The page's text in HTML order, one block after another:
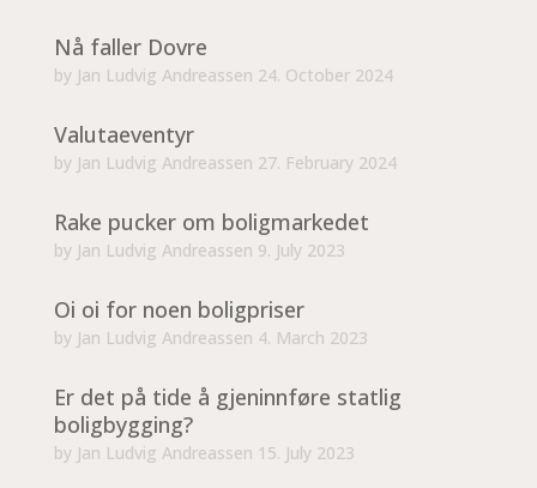
Nå faller Dovre
by Jan Ludvig Andreassen 24. October 2024
Valutaeventyr
by Jan Ludvig Andreassen 27. February 2024
Rake pucker om boligmarkedet
by Jan Ludvig Andreassen 9. July 2023
Oi oi for noen boligpriser
by Jan Ludvig Andreassen 4. March 2023
Er det på tide å gjeninnføre statlig
boligbygging?
by Jan Ludvig Andreassen 15. July 2023